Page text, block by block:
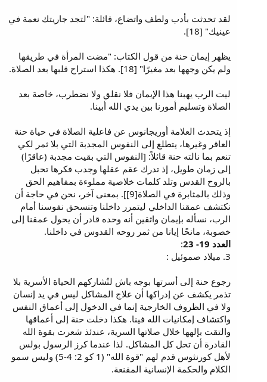
لقد تحدثت بأدب ولطف واتضاع، قائلة: "لتجد جاريتك نعمة في
عينيك" [18].
يظهر إيمان حنة من قول الكتاب: "مضت المرأة في طريقها
ولم يكن وجهها بعد مغيرًا" [18]. هكذا استراح قلبها بعد الصلاة.
ليت الرب يهبنا هذا الإيمان فلا نقلق ولا نضطرب، خاصة بعد
الصلاة وتسليم أمورنا بين يدي الله أبينا.
إذ يتحدث العلامة أوريجانوس عن فاعلية الصلاة في حياة حنة
العاقر وغيرها، يتطلع إلى النفوس المجدبة التي بلا ثمر لكي
تنعم بما نالته حنة قائلاً: [النفوس التي بقيت مجدبة (عاقرًا)
إلى زمان طويل، إذ تدرك عقم عقلها وجدب فكرها تحبل
بالروح القدس وتلد كلمات خلاصية مملوءة بمفاهيم الحق
وذلك بالمثابرة في الصلاة[9]]. بمعنى آخر، نحن في حاجة أن
نكتشف عمقنا الداخلي ليتمرر داخلنا وتنسحق نفوسنا أمام
الرب، نسأله بإيمان واثقين أنه وحده قادر أن يحول عمقنا إلى
خصوبة، مانحًا إيانا من ثمر روحه القدوس في داخلنا.
العدد 19- 23
:
3. ميلاد صموئيل :
رجوع حنة إلى أسرتها بوجه باش لتُشاركهم الحياة الأسرية بلا
تذمر يكشف عن إدراكها أن علاج المشاكل ليس في يد إنسان
ولا في الظروف الخارجية إنما في الدخول إلى أعماق النفس
واكتشاف إمكانيات الله فينا. هكذا دخلت حنة إلى أعماقها
والتقت بإلهها خلال صلاتها السرية، عندئذ شعرت بقوة الله
القادرة أن تحل كل المشاكل. لذا عندما كرز الرسول بولس
لأهل كورنثوس قدم لهم "قوة الله" (1 كو 2: 4-5) وليس سمو
الكلام والحكمة الإنسانية المقنعة.